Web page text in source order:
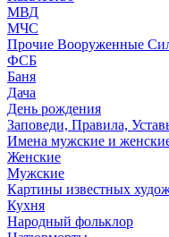
МВД
МЧС
Прочие Вооруженные
ФСБ
Баня
Дача
День рождения
Заповеди, Правила,
Имена мужские и
Женские
Мужские
Картины известных
Кухня
Народный фольклор